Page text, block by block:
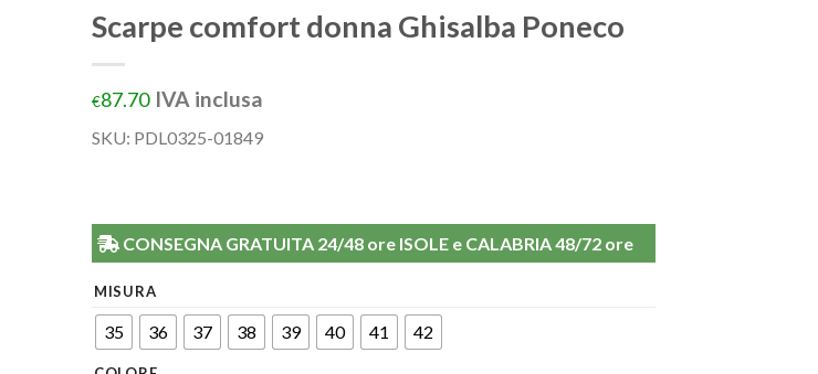
Scarpe comfort donna Ghisalba Poneco
€87.70 IVA inclusa
SKU: PDL0325-01849
CONSEGNA GRATUITA 24/48 ore ISOLE e CALABRIA 48/72 ore
MISURA
35 36 37 38 39 40 41 42